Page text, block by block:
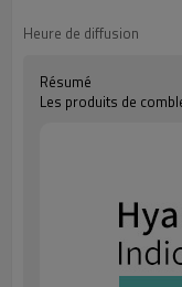
Heure de diffusion
Résumé
Les produits de